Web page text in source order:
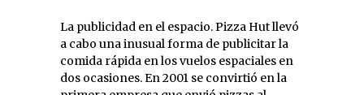
La publicidad en el espacio. Pizza Hut llevó
a cabo una inusual forma de publicitar la
comida rápida en los vuelos espaciales en
dos ocasiones. En 2001 se convirtió en la